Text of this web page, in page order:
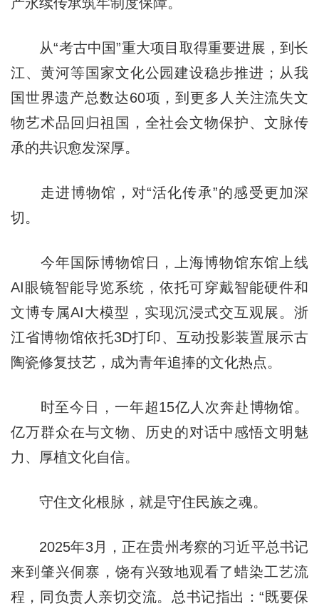
从“考古中国”重大项目取得重要进展，到长
江、黄河等国家文化公园建设稳步推进；从我
国世界遗产总数达60项，到更多人关注流失文
物艺术品回归祖国，全社会文物保护、文脉传
承的共识愈发深厚。
走进博物馆，对“活化传承”的感受更加深
切。
今年国际博物馆日，上海博物馆东馆上线
AI眼镜智能导览系统，依托可穿戴智能硬件和
文博专属AI大模型，实现沉浸式交互观展。浙
江省博物馆依托3D打印、互动投影装置展示古
陶瓷修复技艺，成为青年追捧的文化热点。
时至今日，一年超15亿人次奔赴博物馆。
亿万群众在与文物、历史的对话中感悟文明魅
力、厚植文化自信。
守住文化根脉，就是守住民族之魂。
2025年3月，正在贵州考察的习近平总书记
来到肇兴侗寨，饶有兴致地观看了蜡染工艺流
程，同负责人亲切交流。总书记指出：“既要保